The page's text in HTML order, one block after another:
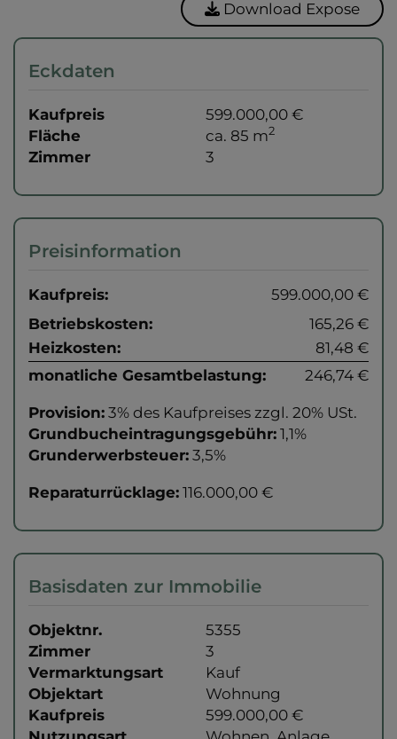
Download Expose
Eckdaten
Kaufpreis
599.000,00 €
Fläche
ca. 85 m2
Zimmer 3
Preisinformation
Kaufpreis:
599.000,00 €
Betriebskosten:
165,26 €
Heizkosten:
81,48 €
monatliche Gesamtbelastung:
246,74 €
Provision: 3% des Kaufpreises zzgl. 20% USt.
Grundbucheintragungsgebühr: 1,1%
Grunderwerbsteuer: 3,5%
Reparaturrücklage: 116.000,00 €
Basisdaten zur Immobilie
Objektnr.
5355
Zimmer
3
Vermarktungsart
Kauf
Objektart
Wohnung
Kaufpreis
599.000,00 €